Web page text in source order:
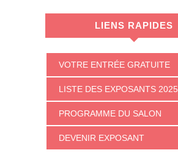
LIENS RAPIDES
VOTRE ENTRÉE GRATUITE
LISTE DES EXPOSANTS 2025
PROGRAMME DU SALON
DEVENIR EXPOSANT